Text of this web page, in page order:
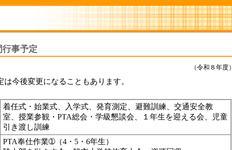
行事予定
（令和８年度）
今後変更になることもあります。
着任式・始業式、入学式、発育測定、避難訓練、交通安全教
室、授業参観・PTA総会・学級懇談会、１年生を迎える会、児童
引き渡し訓練
PTA奉仕作業➀（4・5・6年生）